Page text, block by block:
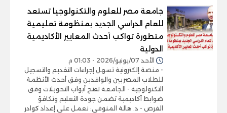
جامعة مصر للعلوم والتكنولوجيا تستعد
للعام الدراسي الجديد بمنظومة تعليمية
متطورة تواكب أحدث المعايير الأكاديمية
الدولية
الأحد 07/يونيو/2026 - 01:03 م
- منصة إلكترونية تسهل إجراءات التقديم والتسجيل
للطلاب المصريين والوافدين وفق أحدث الأنظمة
التكنولوجية - الجامعة تفتح أبواب التحويلات وفق
ضوابط أكاديمية تضمن جودة التعليم وتكافؤ
الفرص - د. هالة المنوفي: نعمل على إعداد كوادر